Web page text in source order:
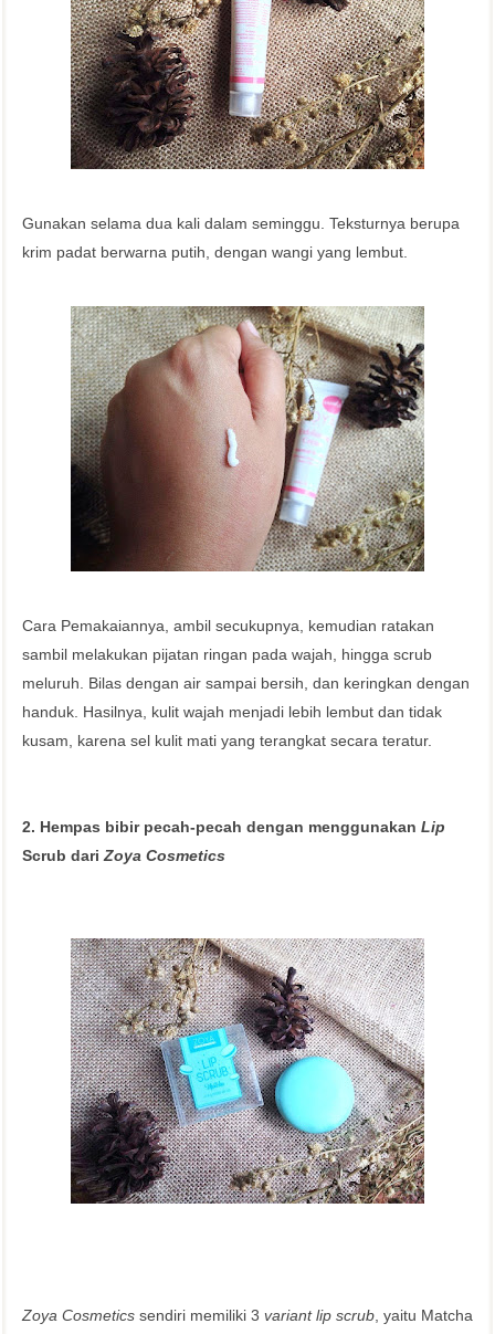
Gunakan selama dua kali dalam seminggu. Teksturnya berupa
krim padat berwarna putih, dengan wangi yang lembut.
Cara Pemakaiannya, ambil secukupnya, kemudian ratakan
sambil melakukan pijatan ringan pada wajah, hingga scrub
meluruh. Bilas dengan air sampai bersih, dan keringkan dengan
handuk. Hasilnya, kulit wajah menjadi lebih lembut dan tidak
kusam, karena sel kulit mati yang terangkat secara teratur.
2. Hempas bibir pecah-pecah dengan menggunakan Lip
Scrub dari Zoya Cosmetics
Zoya Cosmetics sendiri memiliki 3 variant lip scrub , yaitu Matcha